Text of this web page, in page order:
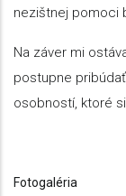
nezištnej pomoci
Na záver mi
postupne
osobností, ktoré
Fotogaléria